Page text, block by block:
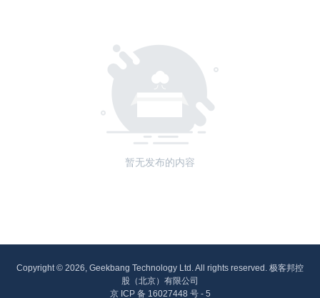
暂无发布的内容
Copyright © 2026, Geekbang Technology Ltd. All rights reserved. 极客邦控
股（北京）有限公司
京 ICP 备 16027448 号 - 5